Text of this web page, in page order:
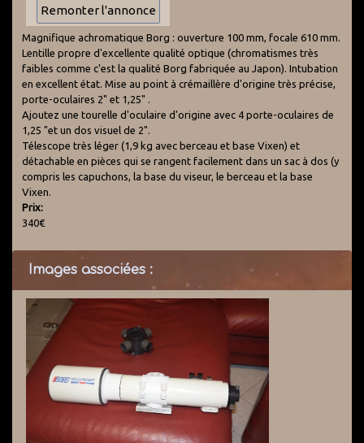
Magnifique achromatique Borg : ouverture 100 mm, focale 610 mm.
Lentille propre d'excellente qualité optique (chromatismes très
faibles comme c'est la qualité Borg fabriquée au Japon). Intubation
en excellent état. Mise au point à crémaillère d'origine très précise,
porte-oculaires 2" et 1,25" .
Ajoutez une tourelle d'oculaire d'origine avec 4 porte-oculaires de
1,25 "et un dos visuel de 2".
Télescope très léger (1,9 kg avec berceau et base Vixen) et
détachable en pièces qui se rangent facilement dans un sac à dos (y
compris les capuchons, la base du viseur, le berceau et la base
Vixen.
Prix:
340€
Images associées :